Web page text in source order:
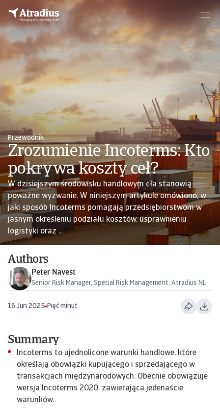
Przewodnik
Zrozumienie Incoterms: Kto
pokrywa koszty ceł?
W dzisiejszym środowisku handlowym cła stanowią
poważne wyzwanie. W niniejszym artykule omówiono, w
jaki sposób Incoterms pomagają przedsiębiorstwom w
jasnym określeniu podziału kosztów, usprawnieniu
logistyki oraz ...
Authors
Peter Navest
Senior Risk Manager, Special Risk Management, Atradius NL
16 Jun 2025 Pięć minut
Summary
Incoterms to ujednolicone warunki handlowe, które
określają obowiązki kupującego i sprzedającego w
transakcjach międzynarodowych. Obecnie obowiązuje
wersja Incoterms 2020, zawierająca jedenaście
warunków.